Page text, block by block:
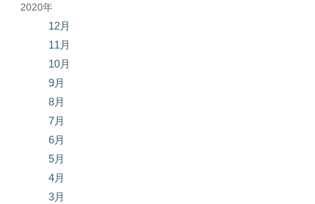
2020年
12月
11月
10月
9月
8月
7月
6月
5月
4月
3月